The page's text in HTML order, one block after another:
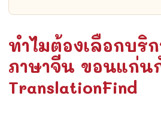
ทำไมต้องเลือกบริ
ภาษาจีน ขอนแก่น
TranslationFind